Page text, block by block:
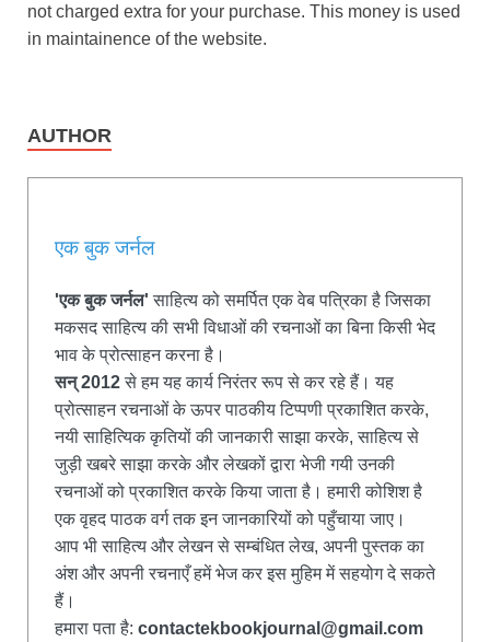
not charged extra for your purchase. This money is used
in maintainence of the website.
AUTHOR
एक बुक जर्नल
'एक बुक जर्नल' साहित्य को समर्पित एक वेब पत्रिका है जिसका
मकसद साहित्य की सभी विधाओं की रचनाओं का बिना किसी भेद
भाव के प्रोत्साहन करना है।
सन् 2012से हम यह कार्य निरंतर रूप से कर रहे हैं। यह
प्रोत्साहन रचनाओं के ऊपर पाठकीय टिप्पणी प्रकाशित करके,
नयी साहित्यिक कृतियों की जानकारी साझा करके, साहित्य से
जुड़ी खबरे साझा करके और लेखकों द्वारा भेजी गयी उनकी
रचनाओं को प्रकाशित करके किया जाता है। हमारी कोशिश है
एक वृहद पाठक वर्ग तक इन जानकारियों को पहुँचाया जाए।
आप भी साहित्य और लेखन से सम्बंधित लेख, अपनी पुस्तक का
अंश और अपनी रचनाएँ हमें भेज कर इस मुहिम में सहयोग दे सकते
हैं।
हमारा पता है: contactekbookjournal@gmail.com